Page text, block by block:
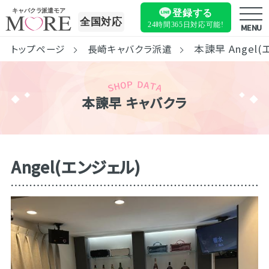
キャバクラ派遣モア
全国対応
登録する
24時間365日対応可能! MENU
トップページ 長崎キャバクラ派遣 本諫早 Angel(
本諫早 キャバクラ
Angel(エンジェル)